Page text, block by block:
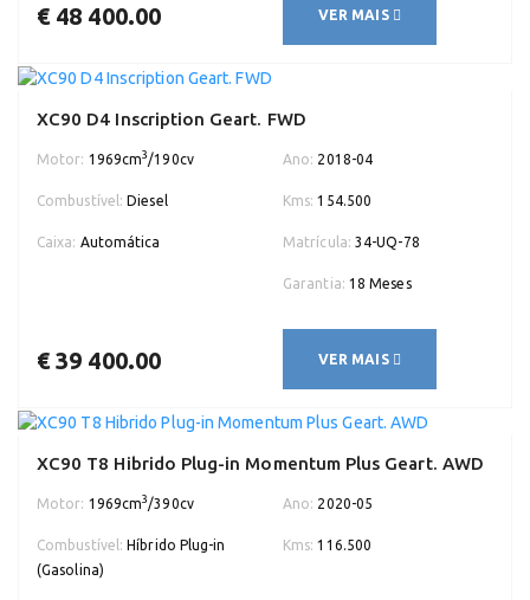
€ 48 400.00 VER MAIS
XC90 D4 Inscription Geart. FWD
Motor: 1969cm3/190cv Ano: 2018-04
Combustível: Diesel Kms: 154.500
Caixa: Automática Matrícula: 34-UQ-78
Garantia: 18 Meses
€ 39 400.00 VER MAIS
XC90 T8 Hibrido Plug-in Momentum Plus Geart. AWD
Motor: 1969cm3/390cv Ano: 2020-05
Combustível: Híbrido Plug-in
(Gasolina)
Kms: 116.500